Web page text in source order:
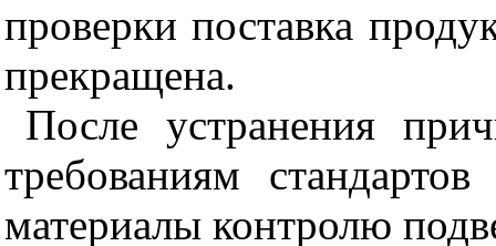
проверки поставка
прекращена.
После устранения
требованиям
материалы контролю